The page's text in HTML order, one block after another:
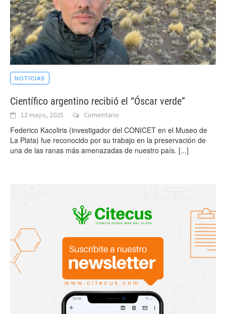
NOTICIAS
Científico argentino recibió el “Óscar verde”
12 mayo, 2025 Comentario
Federico Kacoliris (investigador del CONICET en el Museo de
La Plata) fue reconocido por su trabajo en la preservación de
una de las ranas más amenazadas de nuestro país. [...]